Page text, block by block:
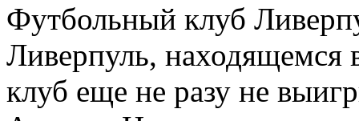
Футбольный клуб
Ливерпуль, находящемся
клуб еще не разу не